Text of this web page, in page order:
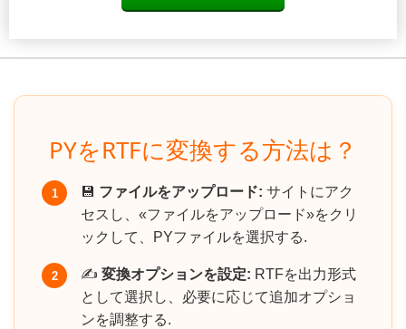
PYをRTFに変換する方法は？
1 💾 ファイルをアップロード: サイトにアク
セスし、«ファイルをアップロード»をクリ
ックして、PYファイルを選択する.
2 ✍️ 変換オプションを設定: RTFを出力形式
として選択し、必要に応じて追加オプショ
ンを調整する.